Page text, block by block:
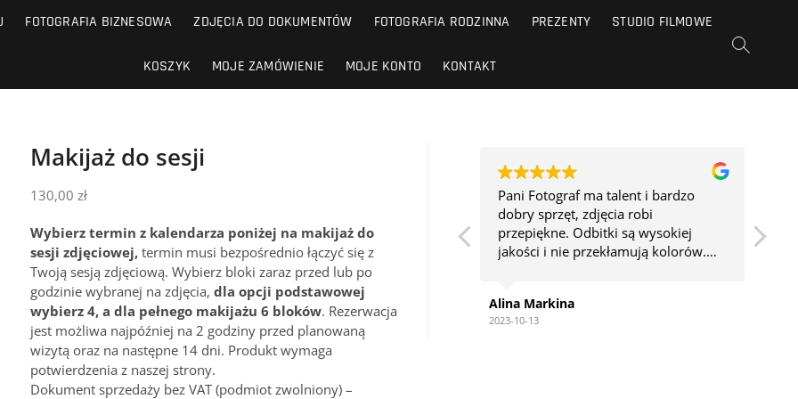
FOTOGRAFIA BIZNESOWA ZDJĘCIA DO DOKUMENTÓW FOTOGRAFIA RODZINNA PREZENTY STUDIO FILMOWE
KOSZYK MOJE ZAMÓWIENIE MOJE KONTO KONTAKT
Makijaż do sesji
130,00zł
Wybierz termin z kalendarza poniżej na makijaż do
sesji zdjęciowej,termin musi bezpośrednio łączyć się z
Twoją sesją zdjęciową. Wybierz bloki zaraz przed lub po
godzinie wybranej na zdjęcia,dla opcji podstawowej
wybierz 4, a dla pełnego makijażu 6 bloków. Rezerwacja
jest możliwa najpóźniej na 2 godziny przed planowaną
wizytą oraz na następne 14 dni. Produkt wymaga
potwierdzenia z naszej strony.
Dokument sprzedaży bez VAT (podmiot zwolniony) –
Alisher Abdurakhmanov
2023-10-22
Pani Fotograf ma talent i bardzo
dobry sprzęt, zdjęcia robi
przepiękne. Odbitki są wysokiej
jakości i nie przekłamują kolorów.
lokalizacja w centrum Warszawy.
Polecam!
Alina Markina
2023-10-13